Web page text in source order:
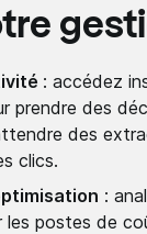
: accédez
prendre des
des
clics.
:
les postes de